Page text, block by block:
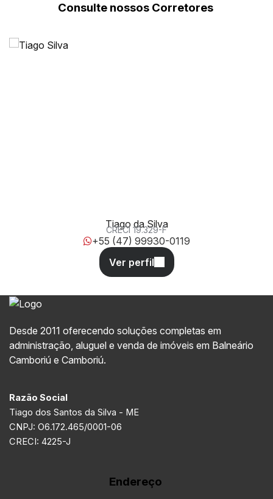
Consulte nossos Corretores
Tiago da Silva
CRECI 19.329-F
+55 (47) 99930-0119
Desde 2011 oferecendo soluções completas em
administração, aluguel e venda de imóveis em Balneário
Camboriú e Camboriú.
Razão Social
Tiago dos Santos da Silva - ME
CNPJ: O6.172.465/0001-06
CRECI: 4225-J
Endereço